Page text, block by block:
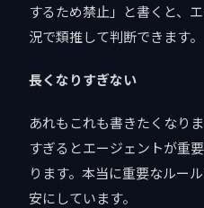
するため禁止」と書くと、
況で類推して判断できます。
長くなりすぎない
あれもこれも書きたくなり
すぎるとエージェントが重
ります。本当に重要なルー
安にしています。